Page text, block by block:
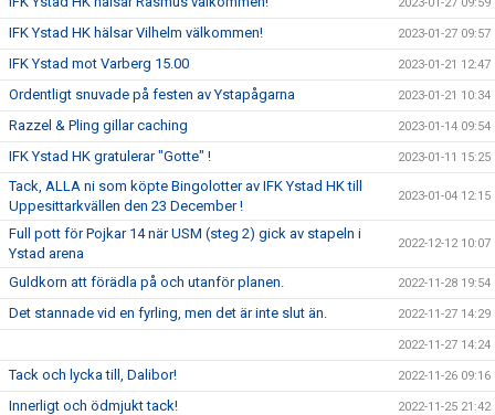
IFK Ystad HK hälsar Vilhelm välkommen! 2023-01-27 09:57
IFK Ystad mot Varberg 15.00 2023-01-21 12:47
Ordentligt snuvade på festen av Ystapågarna 2023-01-21 10:34
Razzel & Pling gillar caching 2023-01-14 09:54
IFK Ystad HK gratulerar "Gotte" ! 2023-01-11 15:25
Tack, ALLA ni som köpte Bingolotter av IFK Ystad HK till
Uppesittarkvällen den 23 December !
2023-01-04 12:15
Full pott för Pojkar 14 när USM (steg 2) gick av stapeln i
Ystad arena
2022-12-12 10:07
Guldkorn att förädla på och utanför planen. 2022-11-28 19:54
Det stannade vid en fyrling, men det är inte slut än. 2022-11-27 14:29
2022-11-27 14:24
Tack och lycka till, Dalibor! 2022-11-26 09:16
Innerligt och ödmjukt tack! 2022-11-25 21:42